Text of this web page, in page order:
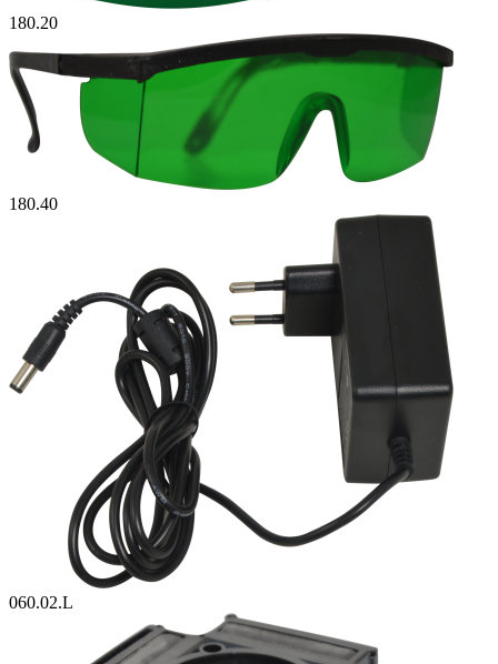
180.20
180.40
060.02.L